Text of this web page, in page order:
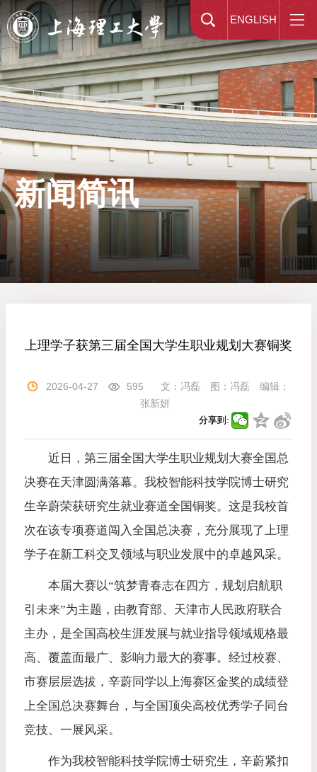
ENGLISH
新闻简讯
上理学子获第三届全国大学生职业规划大赛铜奖
2026-04-27 595 文： 冯磊 图： 冯磊
编辑：
张新妍
分享到:
近日，第三届全国大学生职业规划大赛全国总
决赛在天津圆满落幕。我校智能科技学院博士研究
生辛蔚荣获研究生就业赛道全国铜奖。这是我校首
次在该专项赛道闯入全国总决赛，充分展现了上理
学子在新工科交叉领域与职业发展中的卓越风采。
本届大赛以“筑梦青春志在四方，规划启航职
引未来”为主题，由教育部、天津市人民政府联合
主办，是全国高校生涯发展与就业指导领域规格最
高、覆盖面最广、影响力最大的赛事。经过校赛、
市赛层层选拔，辛蔚同学以上海赛区金奖的成绩登
上全国总决赛舞台，与全国顶尖高校优秀学子同台
竞技、一展风采。
作为我校智能科技学院博士研究生，辛蔚紧扣